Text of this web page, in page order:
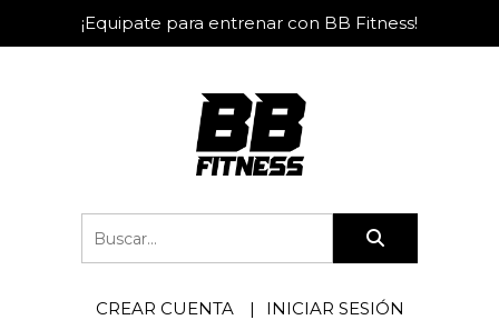
¡Equipate para entrenar con BB Fitness!
CREAR CUENTA INICIAR SESIÓN